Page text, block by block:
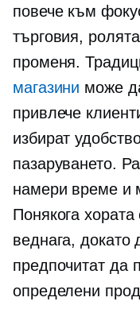
повече към
търговия,
променя.
магазини може
привлече
избират
пазаруването.
намери време и
Понякога
веднага, докато
предпочитат да
определени